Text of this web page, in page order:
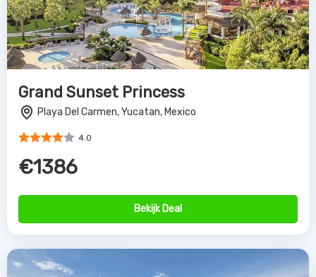
Grand Sunset Princess
Playa Del Carmen, Yucatan, Mexico
4.0
€1386
Bekijk Deal